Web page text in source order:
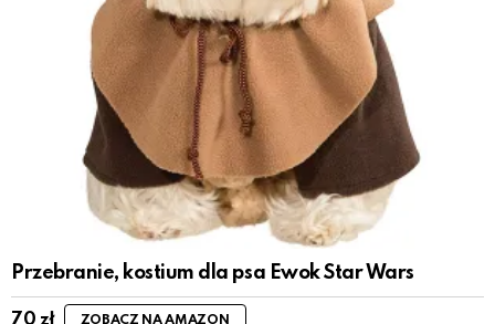
Przebranie, kostium dla psa Ewok Star Wars
70 zł ZOBACZ NA AMAZON